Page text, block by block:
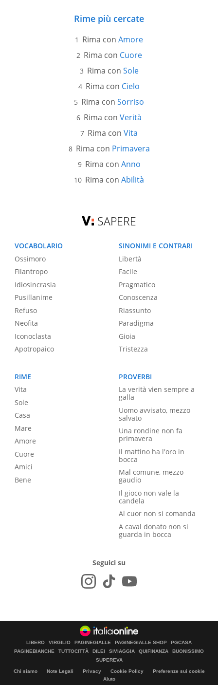
Rime più cercate
Rima con Amore
Rima con Cuore
Rima con Sole
Rima con Cielo
Rima con Sorriso
Rima con Verità
Rima con Vita
Rima con Primavera
Rima con Anno
Rima con Abilità
SAPERE
VOCABOLARIO
Ossimoro
Filantropo
Idiosincrasia
Pusillanime
Refuso
Neofita
Iconoclasta
Apotropaico
SINONIMI E CONTRARI
Libertà
Facile
Pragmatico
Conoscenza
Riassunto
Paradigma
Gioia
Tristezza
RIME
Vita
Sole
Casa
Mare
Amore
Cuore
Amici
Bene
PROVERBI
La verità vien sempre a
galla
Uomo avvisato, mezzo
salvato
Una rondine non fa
primavera
Il mattino ha l'oro in
bocca
Mal comune, mezzo
gaudio
Il gioco non vale la
candela
Al cuor non si comanda
A caval donato non si
guarda in bocca
Seguici su
LIBERO VIRGILIO PAGINEGIALLE PAGINEGIALLE SHOP
PGCASA
PAGINEBIANCHE
TUTTOCITTÀ DILEI SIVIAGGIA QUIFINANZA
BUONISSIMO
SUPEREVA
Chi siamo Note Legali Privacy Cookie Policy
Preferenze sui cookie
Aiuto